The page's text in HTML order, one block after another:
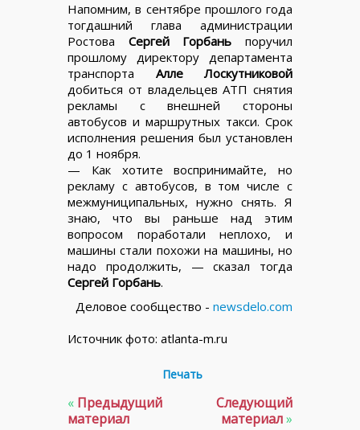
Напомним, в сентябре прошлого года
тогдашний глава администрации
Ростова Сергей Горбань поручил
прошлому директору департамента
транспорта Алле Лоскутниковой
добиться от владельцев АТП снятия
рекламы с внешней стороны
автобусов и маршрутных такси. Срок
исполнения решения был установлен
до 1 ноября.
— Как хотите воспринимайте, но
рекламу с автобусов, в том числе с
межмуниципальных, нужно снять. Я
знаю, что вы раньше над этим
вопросом поработали неплохо, и
машины стали похожи на машины, но
надо продолжить, — сказал тогда
Сергей Горбань.
Деловое сообщество - newsdelo.com
Источник фото: atlanta-m.ru
Печать
« Предыдущий
материал
Следующий
материал»